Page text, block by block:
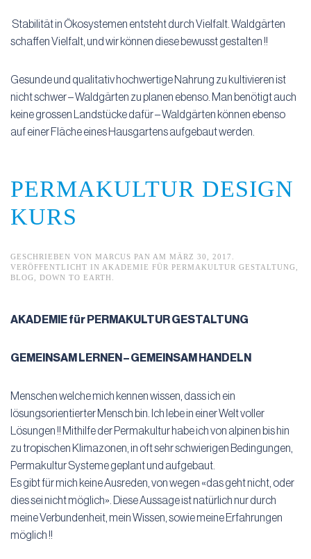
Stabilität in Ökosystemen entsteht durch Vielfalt. Waldgärten
schaffen Vielfalt, und wir können diese bewusst gestalten !!
Gesunde und qualitativ hochwertige Nahrung zu kultivieren ist
nicht schwer – Waldgärten zu planen ebenso. Man benötigt auch
keine grossen Landstücke dafür – Waldgärten können ebenso
auf einer Fläche eines Hausgartens aufgebaut werden.
PERMAKULTUR DESIGN
KURS
GESCHRIEBEN VON MARCUS PAN AM MÄRZ 30, 2017
VERÖFFENTLICHT IN AKADEMIE FÜR PERMAKULTUR GESTALTUNG
BLOG
DOWN TO EARTH
AKADEMIE für PERMAKULTUR GESTALTUNG
GEMEINSAM LERNEN – GEMEINSAM HANDELN
Menschen welche mich kennen wissen, dass ich ein
lösungsorientierter Mensch bin. Ich lebe in einer Welt voller
Lösungen !! Mithilfe der Permakultur habe ich von alpinen bis hin
zu tropischen Klimazonen, in oft sehr schwierigen Bedingungen,
Permakultur Systeme geplant und aufgebaut.
Es gibt für mich keine Ausreden, von wegen «das geht nicht, oder
dies sei nicht möglich». Diese Aussage ist natürlich nur durch
meine Verbundenheit, mein Wissen, sowie meine Erfahrungen
möglich !!